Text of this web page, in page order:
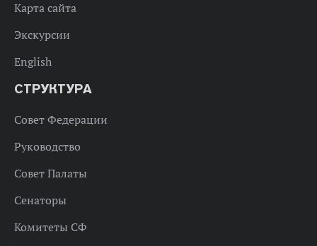
Карта сайта
Экскурсии
English
СТРУКТУРА
Совет Федерации
Руководство
Совет Палаты
Сенаторы
Комитеты СФ